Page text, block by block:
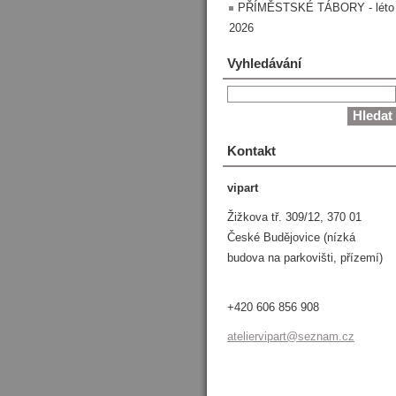
PŘÍMĚSTSKÉ TÁBORY - léto
2026
Vyhledávání
Kontakt
vipart
Žižkova tř. 309/12, 370 01
České Budějovice (nízká
budova na parkovišti, přízemí)
+420 606 856 908
ateliervipart@seznam.cz